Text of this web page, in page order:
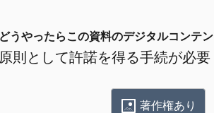
どうやったらこの資料のデジタルコンテ
原則として許諾を得る手続が必要
著作権あり